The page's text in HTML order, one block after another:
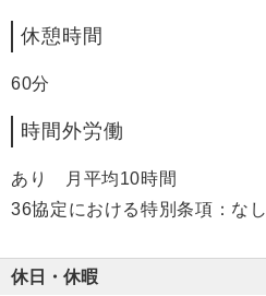
休憩時間
60分
時間外労働
あり 月平均10時間
36協定における特別条項：なし
休日・休暇